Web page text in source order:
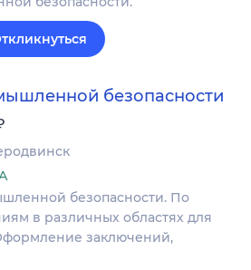
безопасности
безопасности. По
в различных областях для
заключений,